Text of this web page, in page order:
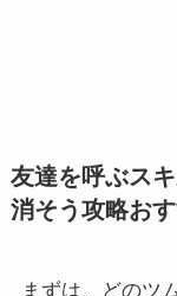
友達を呼ぶス
消そう攻略お
まずは、どのツ